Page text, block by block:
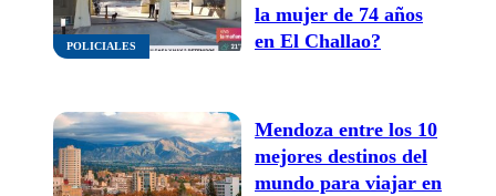
POLICIALES
la mujer de 74 años
en El Challao?
Mendoza entre los 10
mejores destinos del
mundo para viajar en